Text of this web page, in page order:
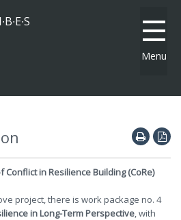
Conflict in Resilience Building (CoRe)
project, there is work package no. 4
in Long-Term Perspective, with
Menu